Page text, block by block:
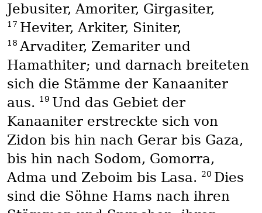
Jebusiter, Amoriter, Girgasiter,
17 Heviter, Arkiter, Siniter,
18 Arvaditer, Zemariter und
Hamathiter; und darnach breiteten
sich die Stämme der Kanaaniter
aus. 19 Und das Gebiet der
Kanaaniter erstreckte sich von
Zidon bis hin nach Gerar bis Gaza,
bis hin nach Sodom, Gomorra,
Adma und Zeboim bis Lasa. 20 Dies
sind die Söhne Hams nach ihren